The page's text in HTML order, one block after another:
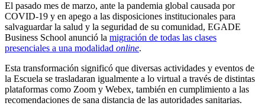
El pasado mes de marzo, ante la pandemia global causada por
COVID-19 y en apego a las disposiciones institucionales para
salvaguardar la salud y la seguridad de su comunidad, EGADE
Business School anunció la migración de todas las clases
presenciales a una modalidad online.
Esta transformación significó que diversas actividades y eventos de
la Escuela se trasladaran igualmente a lo virtual a través de distintas
plataformas como Zoom y Webex, también en cumplimiento a las
recomendaciones de sana distancia de las autoridades sanitarias.